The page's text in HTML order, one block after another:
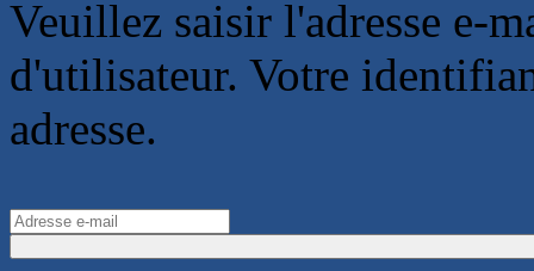
Veuillez saisir l'adresse e-
d'utilisateur. Votre
adresse.